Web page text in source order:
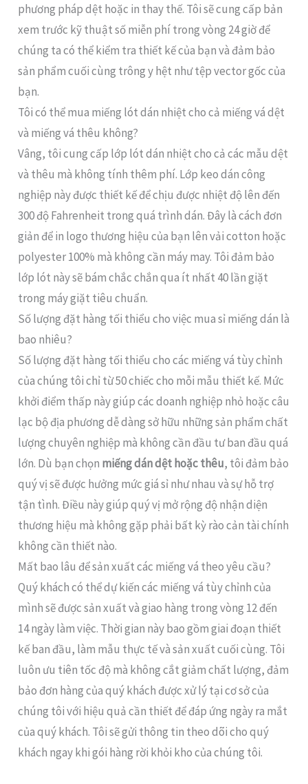
phương pháp dệt hoặc in thay thế. Tôi sẽ cung cấp bản
xem trước kỹ thuật số miễn phí trong vòng 24 giờ để
chúng ta có thể kiểm tra thiết kế của bạn và đảm bảo
sản phẩm cuối cùng trông y hệt như tệp vector gốc của
bạn.
Tôi có thể mua miếng lót dán nhiệt cho cả miếng vá dệt
và miếng vá thêu không?
Vâng, tôi cung cấp lớp lót dán nhiệt cho cả các mẫu dệt
và thêu mà không tính thêm phí. Lớp keo dán công
nghiệp này được thiết kế để chịu được nhiệt độ lên đến
300 độ Fahrenheit trong quá trình dán. Đây là cách đơn
giản để in logo thương hiệu của bạn lên vải cotton hoặc
polyester 100% mà không cần máy may. Tôi đảm bảo
lớp lót này sẽ bám chắc chắn qua ít nhất 40 lần giặt
trong máy giặt tiêu chuẩn.
Số lượng đặt hàng tối thiểu cho việc mua sỉ miếng dán là
bao nhiêu?
Số lượng đặt hàng tối thiểu cho các miếng vá tùy chỉnh
của chúng tôi chỉ từ 50 chiếc cho mỗi mẫu thiết kế. Mức
khởi điểm thấp này giúp các doanh nghiệp nhỏ hoặc câu
lạc bộ địa phương dễ dàng sở hữu những sản phẩm chất
lượng chuyên nghiệp mà không cần đầu tư ban đầu quá
lớn. Dù bạn chọn miếng dán dệt hoặc thêu, tôi đảm bảo
quý vị sẽ được hưởng mức giá sỉ như nhau và sự hỗ trợ
tận tình. Điều này giúp quý vị mở rộng độ nhận diện
thương hiệu mà không gặp phải bất kỳ rào cản tài chính
không cần thiết nào.
Mất bao lâu để sản xuất các miếng vá theo yêu cầu?
Quý khách có thể dự kiến các miếng vá tùy chỉnh của
mình sẽ được sản xuất và giao hàng trong vòng 12 đến
14 ngày làm việc. Thời gian này bao gồm giai đoạn thiết
kế ban đầu, làm mẫu thực tế và sản xuất cuối cùng. Tôi
luôn ưu tiên tốc độ mà không cắt giảm chất lượng, đảm
bảo đơn hàng của quý khách được xử lý tại cơ sở của
chúng tôi với hiệu quả cần thiết để đáp ứng ngày ra mắt
của quý khách. Tôi sẽ gửi thông tin theo dõi cho quý
khách ngay khi gói hàng rời khỏi kho của chúng tôi.